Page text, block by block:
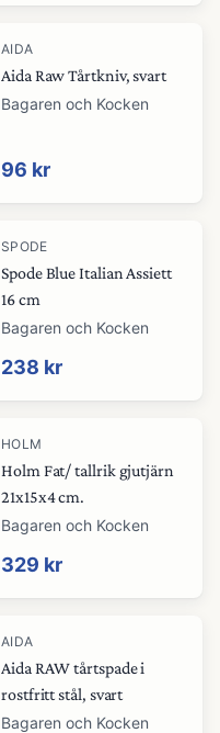
AIDA
Aida Raw Tårtkniv, svart
Bagaren och Kocken
96 kr
SPODE
Spode Blue Italian Assiett
16 cm
Bagaren och Kocken
238 kr
HOLM
Holm Fat/ tallrik gjutjärn
21x15x4 cm.
Bagaren och Kocken
329 kr
AIDA
Aida RAW tårtspade i
rostfritt stål, svart
Bagaren och Kocken